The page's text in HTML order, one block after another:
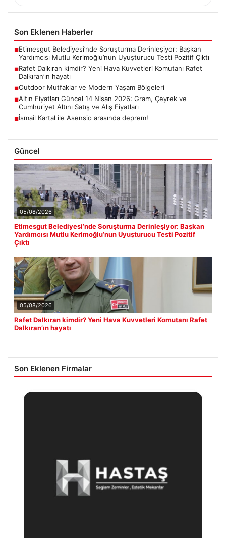
Son Eklenen Haberler
■Etimesgut Belediyesi’nde Soruşturma Derinleşiyor: Başkan
Yardımcısı Mutlu Kerimoğlu’nun Uyuşturucu Testi Pozitif Çıktı
■Rafet Dalkıran kimdir? Yeni Hava Kuvvetleri Komutanı Rafet
Dalkıran’ın hayatı
■Outdoor Mutfaklar ve Modern Yaşam Bölgeleri
■Altın Fiyatları Güncel 14 Nisan 2026: Gram, Çeyrek ve
Cumhuriyet Altını Satış ve Alış Fiyatları
■İsmail Kartal ile Asensio arasında deprem!
Güncel
05/08/2026
Etimesgut Belediyesi’nde Soruşturma Derinleşiyor: Başkan
Yardımcısı Mutlu Kerimoğlu’nun Uyuşturucu Testi Pozitif
Çıktı
05/08/2026
Rafet Dalkıran kimdir? Yeni Hava Kuvvetleri Komutanı Rafet
Dalkıran’ın hayatı
Son Eklenen Firmalar